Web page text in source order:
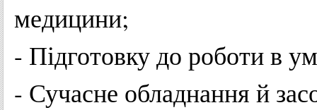
медицини;
- Підготовку до роботи в
- Сучасне обладнання й